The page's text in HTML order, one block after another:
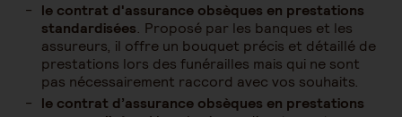
le contrat d'assurance obsèques en prestations
standardisées. Proposé par les banques et les
assureurs, il offre un bouquet précis et détaillé de
prestations lors des funérailles mais qui ne sont
pas nécessairement raccord avec vos souhaits.
le contrat d’assurance obsèques en prestations